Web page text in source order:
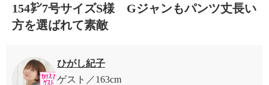
154㌢7号サイズS様 Gジャンもパンツ丈長い
方を選ばれて素敵
ひがし紀子
ゲスト
163cm